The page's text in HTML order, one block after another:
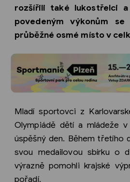
rozšířili také lukostřelci
povedeným výkonům
průběžné osmé místo v
Mladí sportovci z
Olympiádě dětí a mládeže
úspěšný den. Během třetího
svou medailovou sbírku o
výrazně pomohli krajské
pořadí.